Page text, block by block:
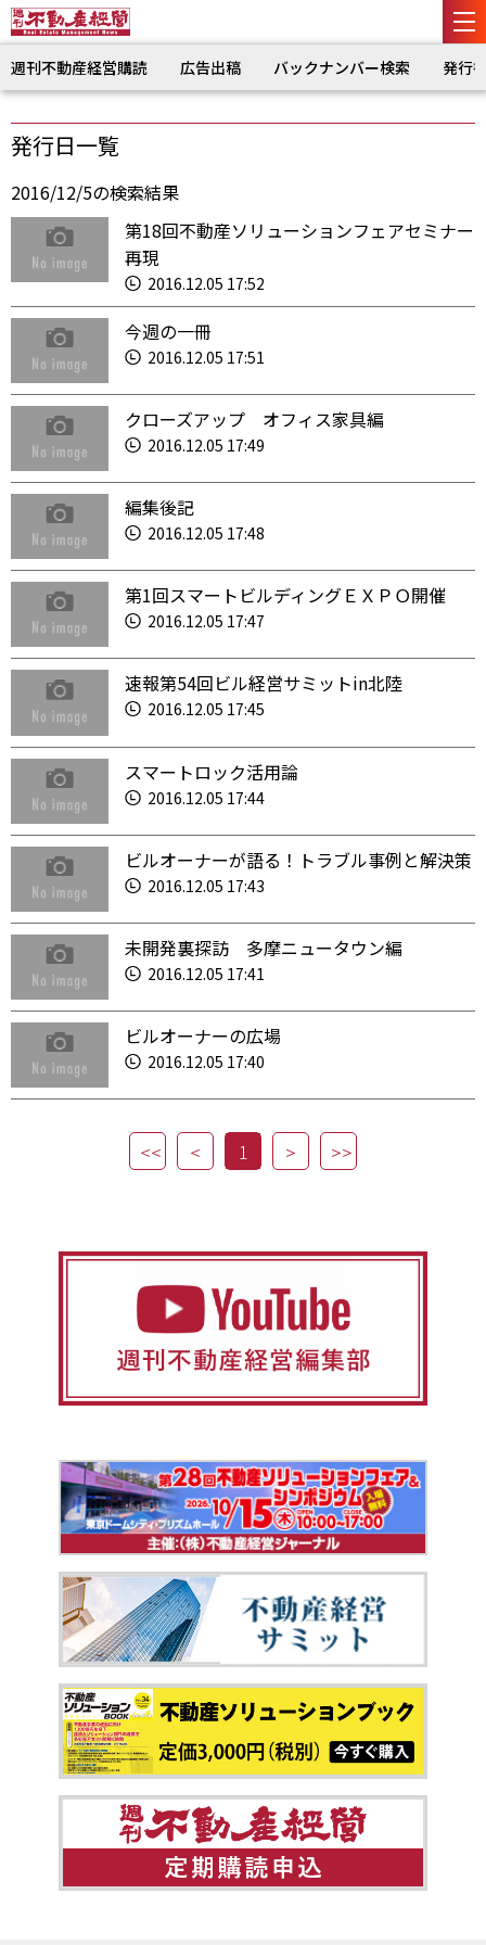
週刊不動産経営購読 広告出稿 バックナンバー検索 発行
発行日一覧
2016/12/5の検索結果
第18回不動産ソリューションフェアセミナー
再現
2016.12.05 17:52
今週の一冊
2016.12.05 17:51
クローズアップ オフィス家具編
2016.12.05 17:49
編集後記
2016.12.05 17:48
第1回スマートビルディングＥＸＰＯ開催
2016.12.05 17:47
速報第54回ビル経営サミットin北陸
2016.12.05 17:45
スマートロック活用論
2016.12.05 17:44
ビルオーナーが語る！トラブル事例と解決策
2016.12.05 17:43
未開発裏探訪 多摩ニュータウン編
2016.12.05 17:41
ビルオーナーの広場
2016.12.05 17:40
1